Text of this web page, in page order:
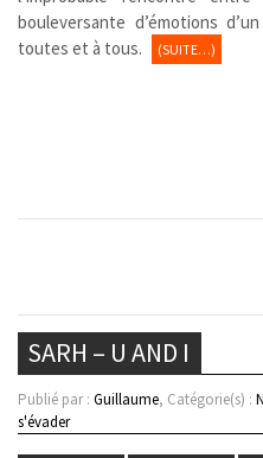
bouleversante d’émotions
toutes et à tous.
(SUITE…)
SARH – U AND I
Publié par : Guillaume, Catégorie(s) :
s'évader